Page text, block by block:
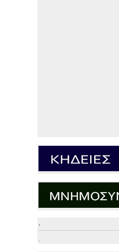
.
.